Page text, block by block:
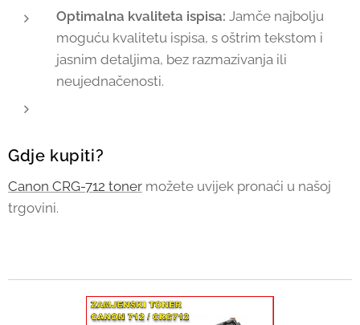
Optimalna kvaliteta ispisa: Jamče najbolju
moguću kvalitetu ispisa, s oštrim tekstom i
jasnim detaljima, bez razmazivanja ili
neujednačenosti.
Gdje kupiti?
Canon CRG-712 toner možete uvijek pronaći u našoj
trgovini.